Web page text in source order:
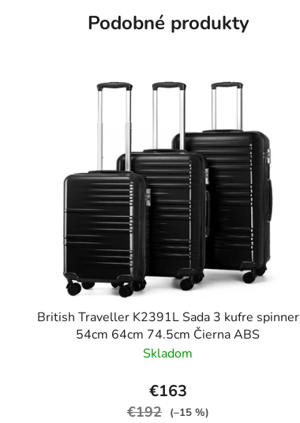
Podobné produkty
British Traveller K2391L Sada 3 kufre spinner
54cm 64cm 74.5cm Čierna ABS
Skladom
€163
€192 (–15 %)